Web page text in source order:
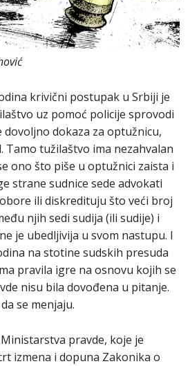
krivični postupak u Srbiji je
uz pomoć policije sprovodi
dovoljno dokaza za optužnicu,
Tamo tužilaštvo ima nezahvalan
ono što piše u optužnici zaista i
strane sudnice sede advokati
ili diskredituju što veći broj
njih sedi sudija (ili sudije) i
je ubedljivija u svom nastupu. I
na stotine sudskih presuda
pravila igre na osnovu kojih se
nisu bila dovođena u pitanje.
se menjaju.
pravde, koje je
izmena i dopuna Zakonika o